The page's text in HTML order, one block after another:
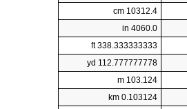
10312.4 cm
4060.0 in
338.333333333 ft
112.777777778 yd
103.124 m
0.103124 km